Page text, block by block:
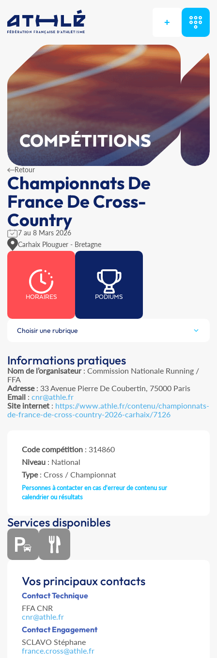
+
COMPÉTITIONS
Retour
Championnats De
France De Cross-
Country
7 au 8 Mars 2026
Carhaix Plouguer - Bretagne
HORAIRES PODIUMS
Choisir une rubrique
Informations pratiques
Nom de l’organisateur: Commission Nationale Running /
FFA
Adresse: 33 Avenue Pierre De Coubertin, 75000 Paris
Email : cnr@athle.fr
Site internet : https://www.athle.fr/contenu/championnats-
de-france-de-cross-country-2026-carhaix/7126
Code compétition : 314860
Niveau : National
Type: Cross / Championnat
Personnes à contacter en cas d'erreur de contenu sur
calendrier ou résultats
Services disponibles
Vos principaux contacts
Contact Technique
FFA CNR
cnr@athle.fr
Contact Engagement
SCLAVO Stéphane
france.cross@athle.fr